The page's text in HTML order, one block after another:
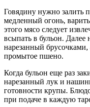
Говядину нужно залить
медленный огонь, варить
этого мясо следует
всыпать в бульон. Далее
нарезанный брусочками,
промытое пшено.
Когда бульон еще раз
нарезанный лук и
готовности крупы.
при подаче в каждую